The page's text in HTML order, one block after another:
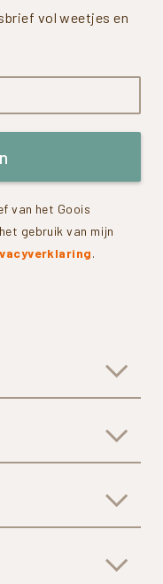
vol weetjes en
van het Goois
gebruik van mijn
.